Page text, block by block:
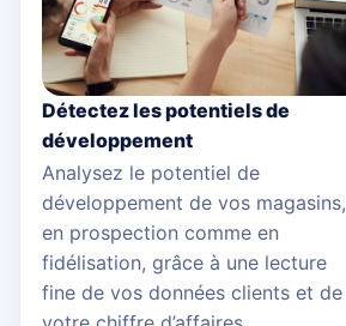
Détectez les potentiels de
développement
Analysez le potentiel de
développement de vos magasins,
en prospection comme en
fidélisation, grâce à une lecture
fine de vos données clients et de